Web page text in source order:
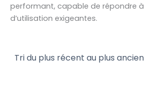
performant, capable de répondre
d’utilisation exigeantes.